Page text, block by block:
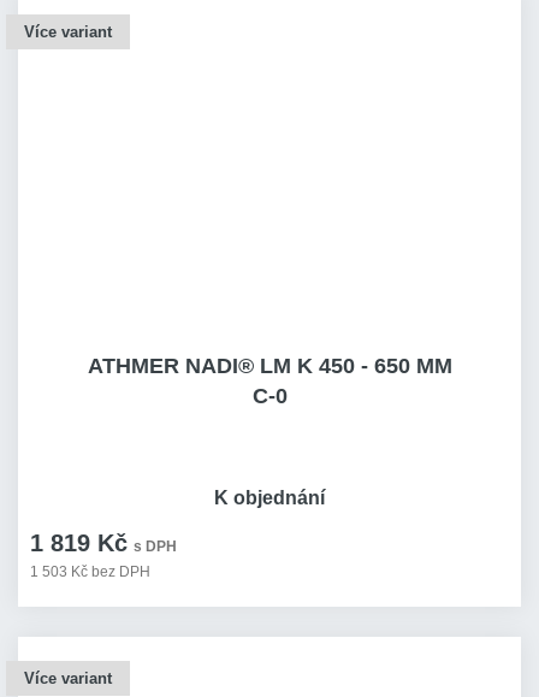
Více variant
ATHMER NADI® LM K 450 - 650 MM
C-0
1 819 Kč s DPH
1 503 Kč bez DPH
K objednání
Více variant